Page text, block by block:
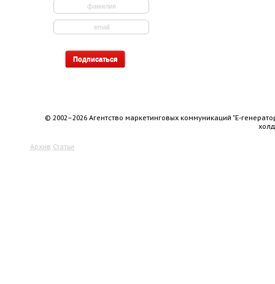
© 2002–2026 Агентство маркетинговых коммуникаций "Е-
Архив Статьи